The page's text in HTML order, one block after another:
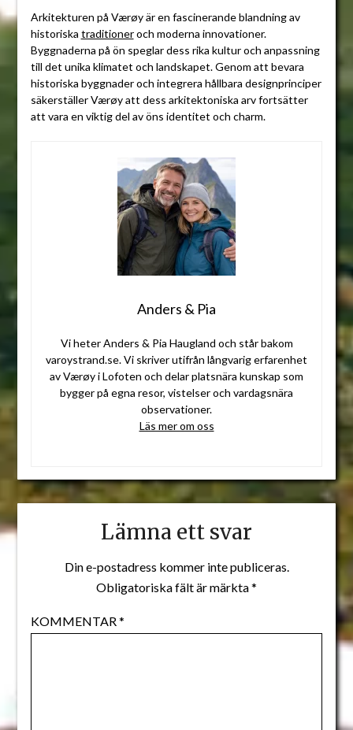
Arkitekturen på Værøy är en fascinerande blandning av
historiska traditioneroch moderna innovationer.
Byggnaderna på ön speglar dess rika kultur och anpassning
till det unika klimatet och landskapet. Genom att bevara
historiska byggnader och integrera hållbara designprinciper
säkerställer Værøy att dess arkitektoniska arv fortsätter
att vara en viktig del av öns identitet och charm.
Anders & Pia
Vi heter Anders & Pia Haugland och står bakom
varoystrand.se. Vi skriver utifrån långvarig erfarenhet
av Værøy i Lofoten och delar platsnära kunskap som
bygger på egna resor, vistelser och vardagsnära
observationer.
Läs mer om oss
Lämna ett svar
Din e-postadress kommer inte publiceras.
Obligatoriska fält är märkta*
KOMMENTAR*